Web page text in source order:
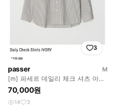
3
passer
M
[m] 파세르 데일리 체크 셔츠 아이
보리
70,000원
14 3